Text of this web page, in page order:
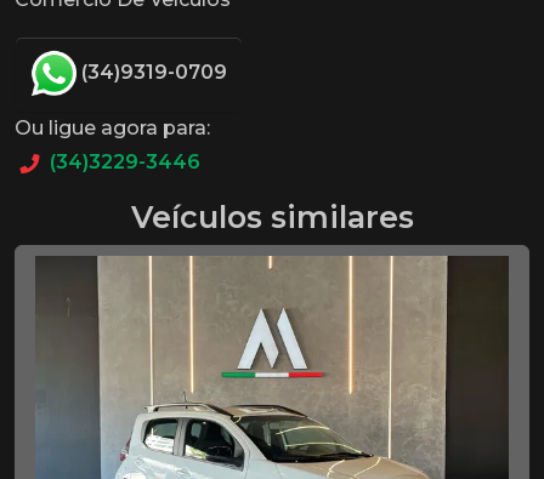
(34)9319-0709
Ou ligue agora para:
(34)3229-3446
Veículos similares